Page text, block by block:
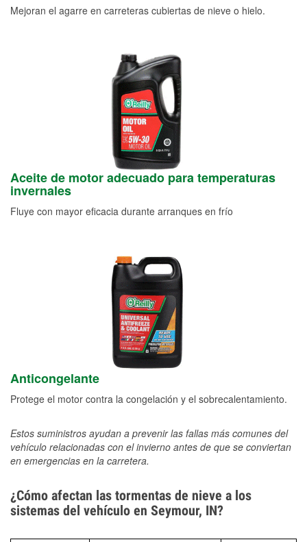
Mejoran el agarre en carreteras cubiertas de nieve o hielo.
Aceite de motor adecuado para temperaturas
invernales
Fluye con mayor eficacia durante arranques en frío
Anticongelante
Protege el motor contra la congelación y el sobrecalentamiento.
Estos suministros ayudan a prevenir las fallas más comunes del
vehículo relacionadas con el invierno antes de que se conviertan
en emergencias en la carretera.
¿Cómo afectan las tormentas de nieve a los
sistemas del vehículo en Seymour, IN?